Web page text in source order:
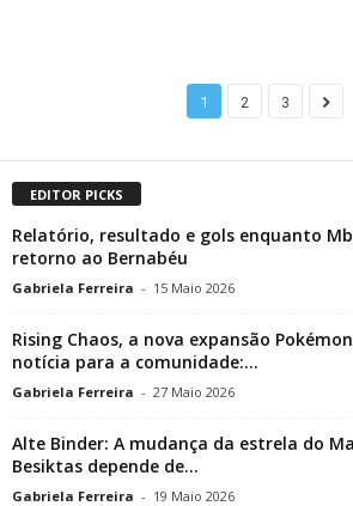
1 2 3
EDITOR PICKS
Relatório, resultado e gols enquanto
retorno ao Bernabéu
Gabriela Ferreira - 15 Maio 2026
Rising Chaos, a nova expansão
notícia para a comunidade:...
Gabriela Ferreira - 27 Maio 2026
Alte Binder: A mudança da estrela do
Besiktas depende de...
Gabriela Ferreira - 19 Maio 2026